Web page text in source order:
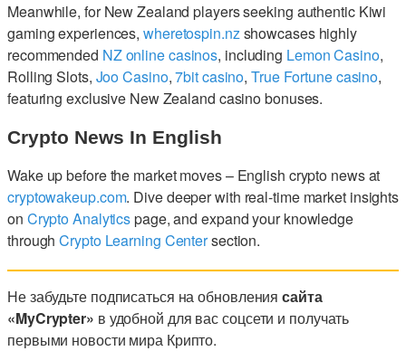
Meanwhile, for New Zealand players seeking authentic Kiwi
gaming experiences, wheretospin.nzshowcases highly
recommended NZ online casinos, including Lemon Casino,
Rolling Slots, Joo Casino,7bit casino,True Fortune casino,
featuring exclusive New Zealand casino bonuses.
Crypto News In English
Wake up before the market moves – English crypto news at
cryptowakeup.com. Dive deeper with real-time market insights
on Crypto Analyticspage, and expand your knowledge
throughCrypto Learning Centersection.
Не забудьте подписаться на обновлениясайта
«MyCrypter» в удобной для вас соцсети и получать
первыми новости мира Крипто.